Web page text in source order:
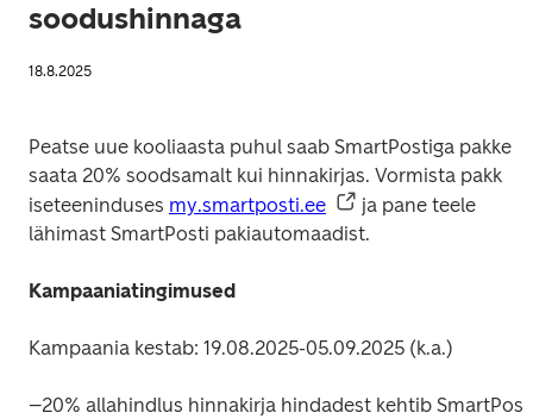
soodushinnaga
18.8.2025
Peatse uue kooliaasta puhul saab SmartPostiga pakke
saata 20% soodsamalt kui hinnakirjas. Vormista pakk
iseteeninduses my.smartposti.ee
ja pane teele
lähimast SmartPosti pakiautomaadist.
Kampaaniatingimused
Kampaania kestab: 19.08.2025-05.09.2025 (k.a.)
–20% allahindlus hinnakirja hindadest kehtib